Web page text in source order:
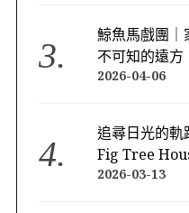
鯨魚馬戲團｜
不可知的遠方
2026-04-06
追尋日光的軌
Fig Tree
2026-03-13